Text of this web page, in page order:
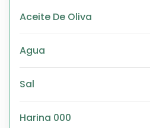
Aceite De Oliva
Agua
Sal
Harina 000